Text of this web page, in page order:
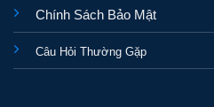
Chính Sách Bảo Mật
Câu Hỏi Thường Gặp